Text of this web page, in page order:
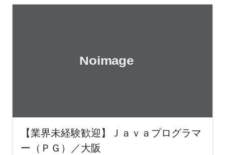
【業界未経験歓迎】Ｊａｖａプログラマ
ー（ＰＧ）／大阪